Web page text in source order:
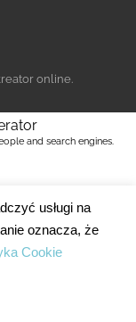
online.
usługi na
oznacza, że
Cookie
and search engines.